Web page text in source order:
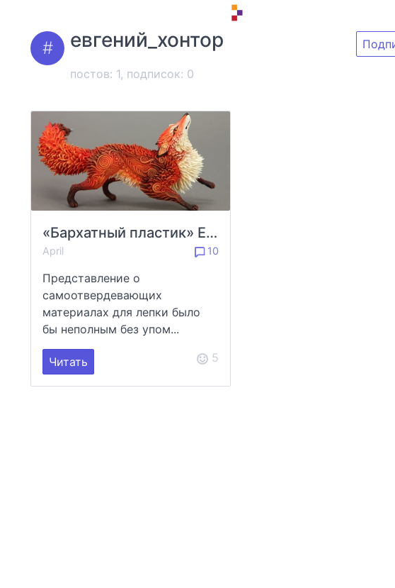
евгений_хонтор
постов: 1, подписок: 0
«Бархатный пластик» Евгения Хонтора
April 10
Представление о
самоотвердевающих
материалах для лепки было
бы неполным без упом...
Читать 5